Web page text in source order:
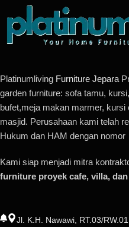
Platinumliving Furniture Jepara
garden furniture: sofa tamu,
bufet,meja makan marmer,
masjid. Perusahaan kami telah
Hukum dan HAM dengan nomor
Kami siap menjadi mitra
furniture proyek cafe, villa,
Jl. K.H. Nawawi, RT.03/